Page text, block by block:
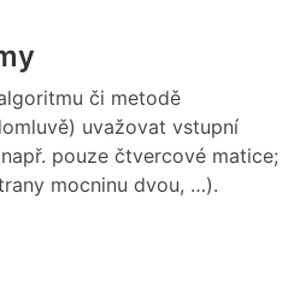
či metodě
uvažovat vstupní
pouze čtvercové matice;
mocninu dvou, …).